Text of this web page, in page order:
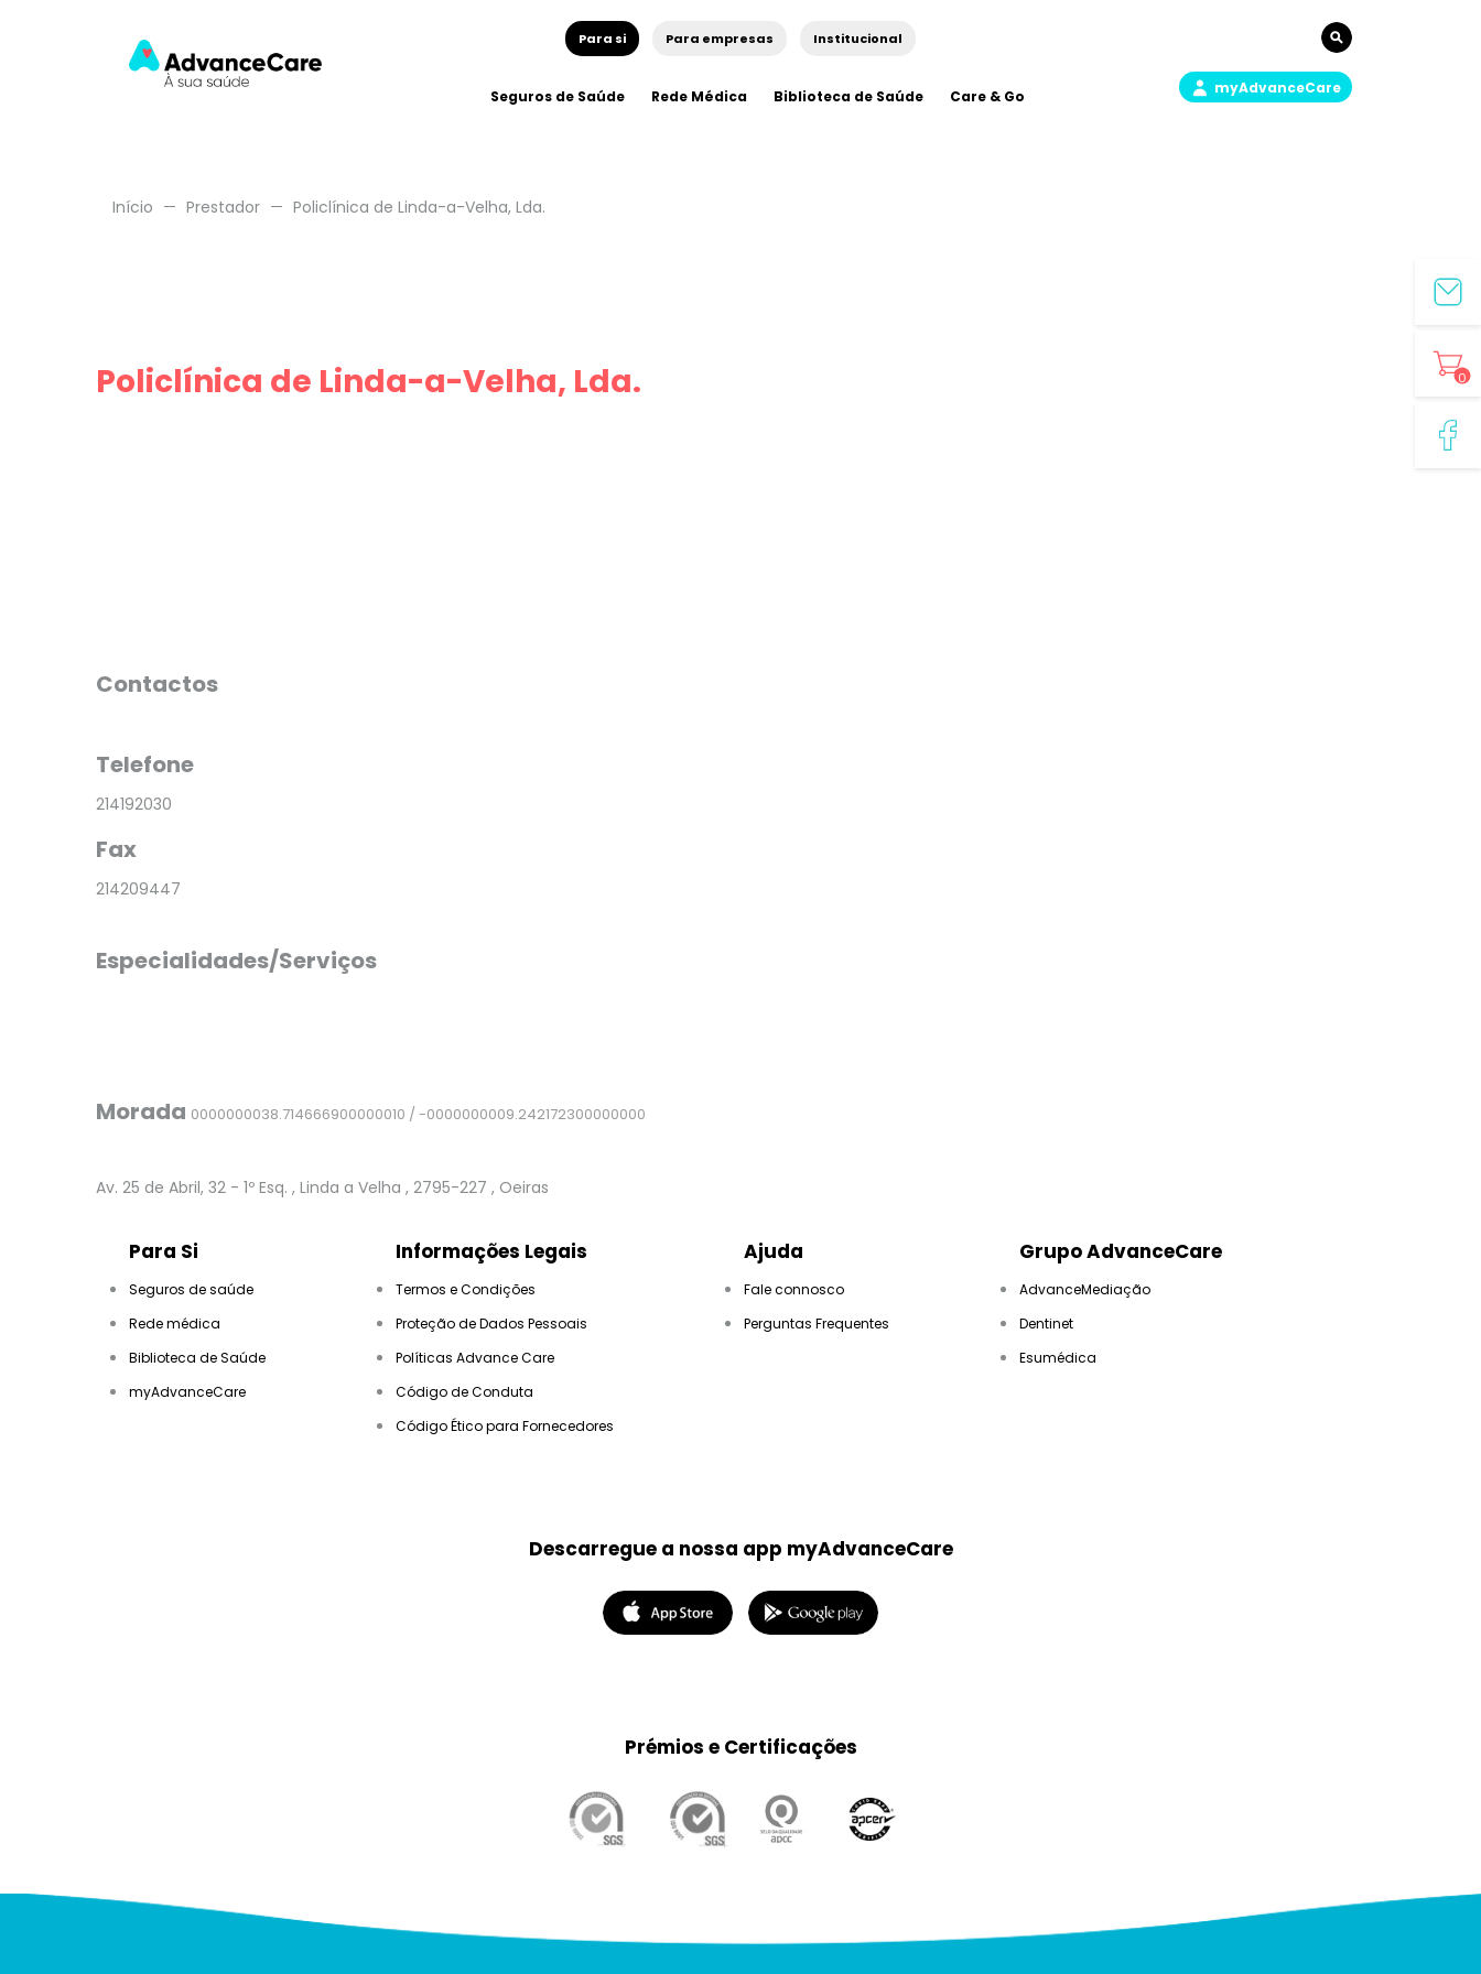
Para si Para empresas Institucional
Seguros de Saúde Rede Médica Biblioteca de Saúde Care & Go myAdvanceCare
Início Prestador Policlínica de Linda-a-Velha, Lda.
Policlínica de Linda-a-Velha, Lda.
Contactos
Telefone
214192030
Fax
214209447
Especialidades/Serviços
Morada 0000000038.714666900000010 / -0000000009.242172300000000
Av. 25 de Abril, 32 - 1º Esq. , Linda a Velha , 2795-227 , Oeiras
This page can't load Google Maps correctly.
Para Si
Seguros de saúde
Rede médica
Biblioteca de Saúde
myAdvanceCare
Informações Legais
Termos e Condições
Proteção de Dados Pessoais
Políticas Advance Care
Código de Conduta
Código Ético para Fornecedores
Ajuda
Fale connosco
Perguntas Frequentes
Grupo AdvanceCare
AdvanceMediação
Dentinet
Esumédica
Descarregue a nossa app myAdvanceCare
Prémios e Certificações
0